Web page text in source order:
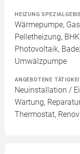
HEIZUNG
Wärmepumpe,
Pelletheizung,
Photovoltaik,
Umwälzpumpe
ANGEBOTENE
Neuinstallation /
Wartung,
Thermostat,